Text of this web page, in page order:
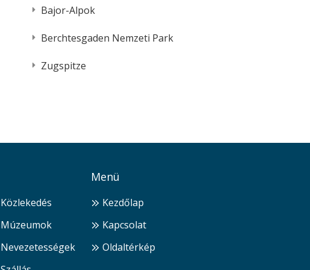
Bajor-Alpok
Berchtesgaden Nemzeti Park
Zugspitze
Közlekedés
Múzeumok
Nevezetességek
Menü
Kezdőlap
Kapcsolat
Oldaltérkép